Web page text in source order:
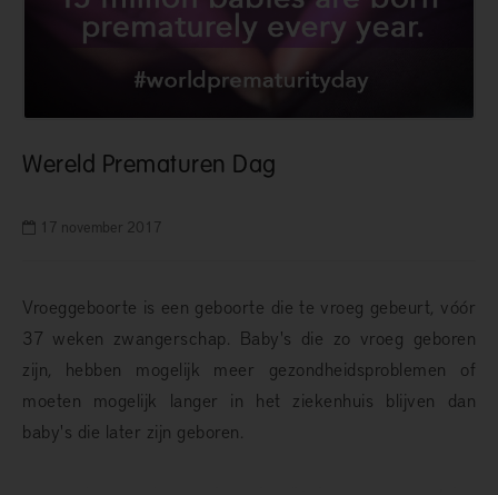
Wereld Prematuren Dag
17 november 2017
Vroeggeboorte is een geboorte die te vroeg gebeurt, vóór
37 weken zwangerschap. Baby's die zo vroeg geboren
zijn, hebben mogelijk meer gezondheidsproblemen of
moeten mogelijk langer in het ziekenhuis blijven dan
baby's die later zijn geboren.